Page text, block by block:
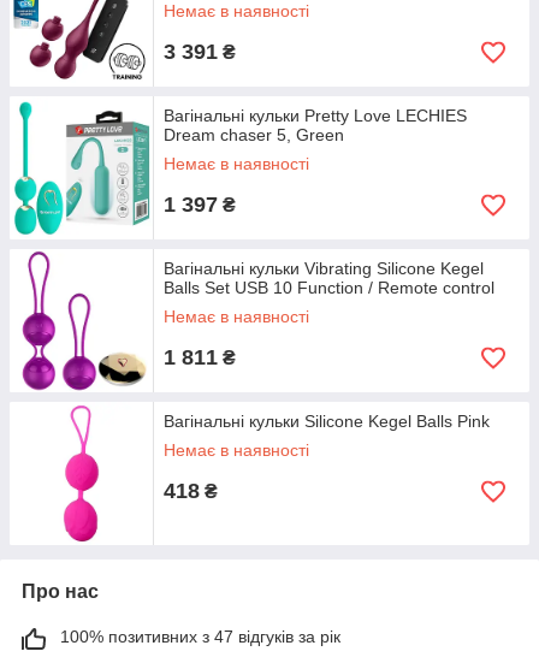
Немає в наявності
3 391 ₴
Вагінальні кульки Pretty Love LECHIES
Dream chaser 5, Green
Немає в наявності
1 397 ₴
Вагінальні кульки Vibrating Silicone Kegel
Balls Set USB 10 Function / Remote control
Немає в наявності
1 811 ₴
Вагінальні кульки Silicone Kegel Balls Pink
Немає в наявності
418 ₴
Про нас
100% позитивних з 47 відгуків за рік